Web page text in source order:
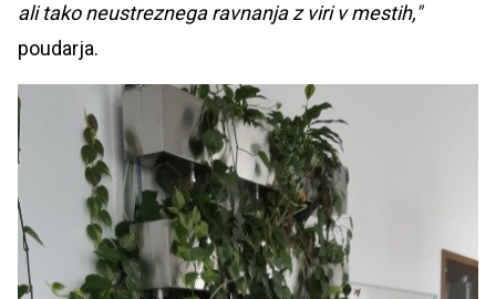
ali tako neustreznega ravnanja z viri v mestih,"
poudarja.